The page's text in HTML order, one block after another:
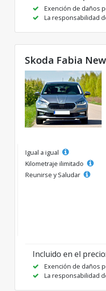
Exención de daños
La responsabilidad
Skoda Fabia New
Igual a igual
Kilometraje ilimitado
Reunirse y Saludar
Incluido en el precio:
Exención de daños
La responsabilidad